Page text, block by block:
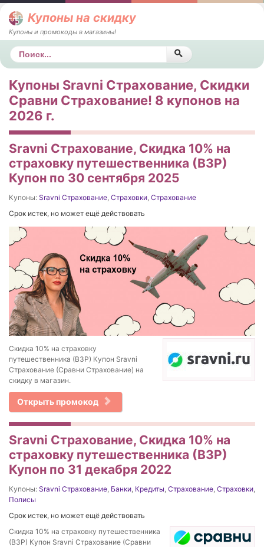
Купоны на скидку
Купоны и промокоды в магазины!
Поиск
Купоны Sravni Страхование, Скидки
Сравни Страхование! 8 купонов на
2026 г.
Sravni Страхование, Скидка 10% на
страховку путешественника (ВЗР)
Купон по 30 сентября 2025
Купоны: Sravni Страхование, Страховки, Страхование
Срок истек, но может ещё действовать
Скидка 10% на страховку
путешественника (ВЗР) Купон Sravni
Страхование (Сравни Страхование) на
скидку в магазин.
Открыть промокод
Sravni Страхование, Скидка 10% на
страховку путешественника (ВЗР)
Купон по 31 декабря 2022
Купоны: Sravni Страхование Банки Кредиты Страхование Страховки
Полисы
Срок истек, но может ещё действовать
Скидка 10% на страховку путешественника
(ВЗР) Купон Sravni Страхование (Сравни